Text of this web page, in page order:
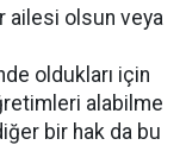
ailesi olsun veya
oldukları için
alabilme
bir hak da bu